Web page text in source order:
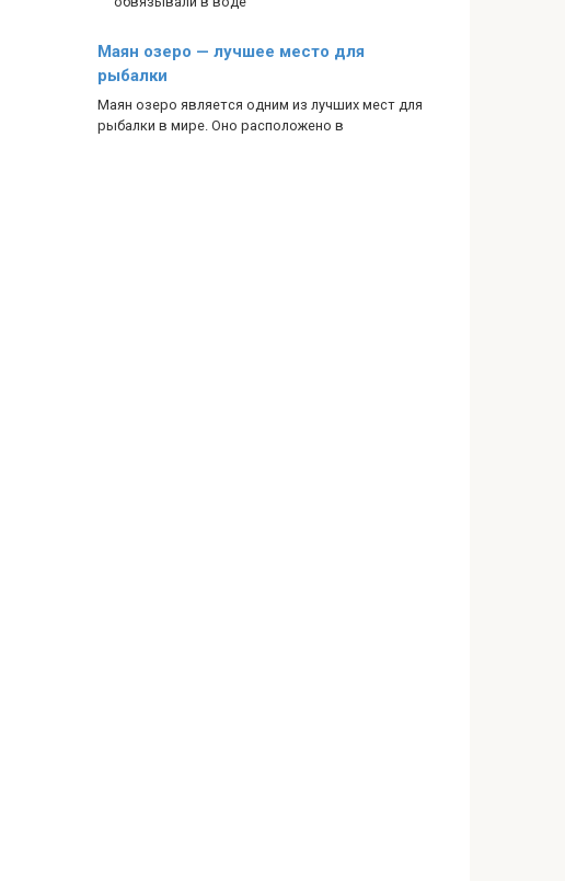
Маян озеро — лучшее место для
рыбалки
Маян озеро является одним из лучших мест для
рыбалки в мире. Оно расположено в